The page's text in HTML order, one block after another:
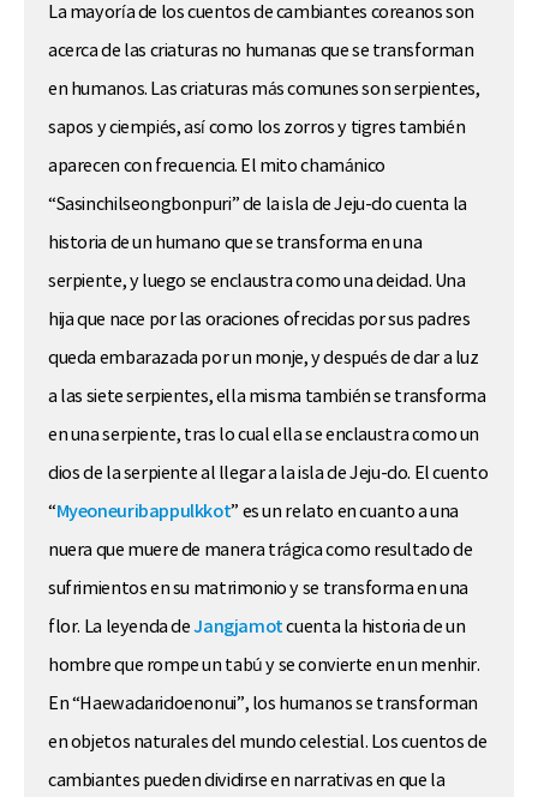
La mayoría de los cuentos de cambiantes coreanos son
acerca de las criaturas no humanas que se transforman
en humanos. Las criaturas más comunes son serpientes,
sapos y ciempiés, así como los zorros y tigres también
aparecen con frecuencia. El mito chamánico
“Sasinchilseongbonpuri” de la isla de Jeju-do cuenta la
historia de un humano que se transforma en una
serpiente, y luego se enclaustra como una deidad. Una
hija que nace por las oraciones ofrecidas por sus padres
queda embarazada por un monje, y después de dar a luz
a las siete serpientes, ella misma también se transforma
en una serpiente, tras lo cual ella se enclaustra como un
dios de la serpiente al llegar a la isla de Jeju-do. El cuento
“Myeoneuribappulkkot” es un relato en cuanto a una
nuera que muere de manera trágica como resultado de
sufrimientos en su matrimonio y se transforma en una
flor. La leyenda deJangjamotcuenta la historia de un
hombre que rompe un tabú y se convierte en un menhir.
En “Haewadaridoenonui”, los humanos se transforman
en objetos naturales del mundo celestial. Los cuentos de
cambiantes pueden dividirse en narrativas en que la